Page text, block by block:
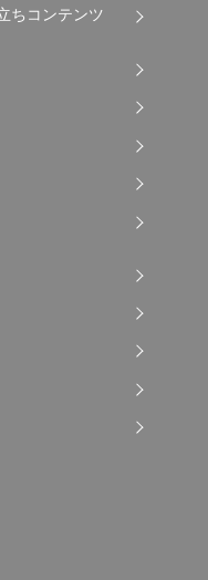
ちコンテンツ